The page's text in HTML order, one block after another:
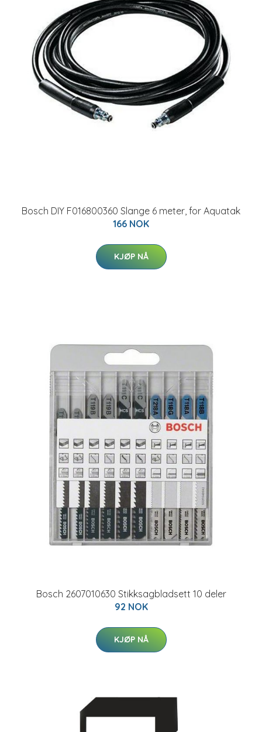
Bosch DIY F016800360 Slange 6 meter, for Aquatak
166 NOK
KJØP NÅ
Bosch 2607010630 Stikksagbladsett 10 deler
92 NOK
KJØP NÅ